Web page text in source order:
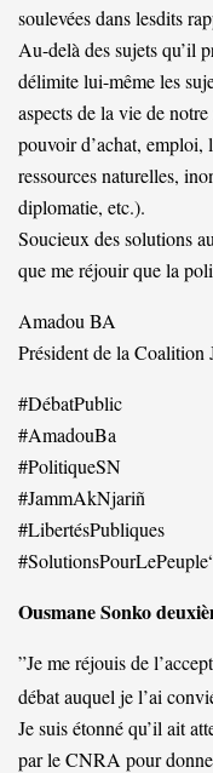
soulevées dans lesdits
Au-delà des sujets qu’il
délimite lui-même les
aspects de la vie de
pouvoir d’achat, emploi,
ressources naturelles,
diplomatie, etc.).
Soucieux des solutions
que me réjouir que la
Amadou BA
Président de la
#DébatPublic
#AmadouBa
#PolitiqueSN
#JammAkNjariñ
#LibertésPubliques
Ousmane Sonko
”Je me réjouis de
débat auquel je l’ai
Je suis étonné qu’il ait
par le CNRA pour